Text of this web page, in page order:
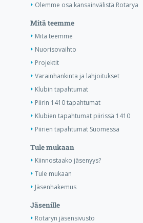
Olemme osa kansainvälistä Rotarya
Mitä teemme
Mitä teemme
Nuorisovaihto
Projektit
Varainhankinta ja lahjoitukset
Klubin tapahtumat
Piirin 1410 tapahtumat
Klubien tapahtumat piirissä 1410
Piirien tapahtumat Suomessa
Tule mukaan
Kiinnostaako jäsenyys?
Tule mukaan
Jäsenhakemus
Jäsenille
Rotaryn jäsensivusto